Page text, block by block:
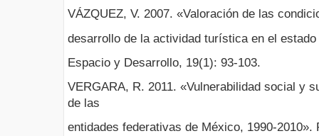
VÁZQUEZ, V. 2007. «Valoración de las
desarrollo de la actividad turística en el
Espacio y Desarrollo, 19(1): 93-103.
VERGARA, R. 2011. «Vulnerabilidad social y
de las
entidades federativas de México, 1990-